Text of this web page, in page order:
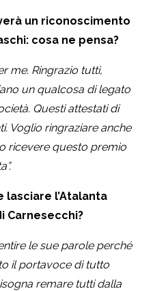
un riconoscimento
cosa ne pensa?
me. Ringrazio tutti,
un qualcosa di legato
Questi attestati di
Voglio ringraziare anche
ricevere questo premio
l’Atalanta
Carnesecchi?
le sue parole perché
il portavoce di tutto
remare tutti dalla